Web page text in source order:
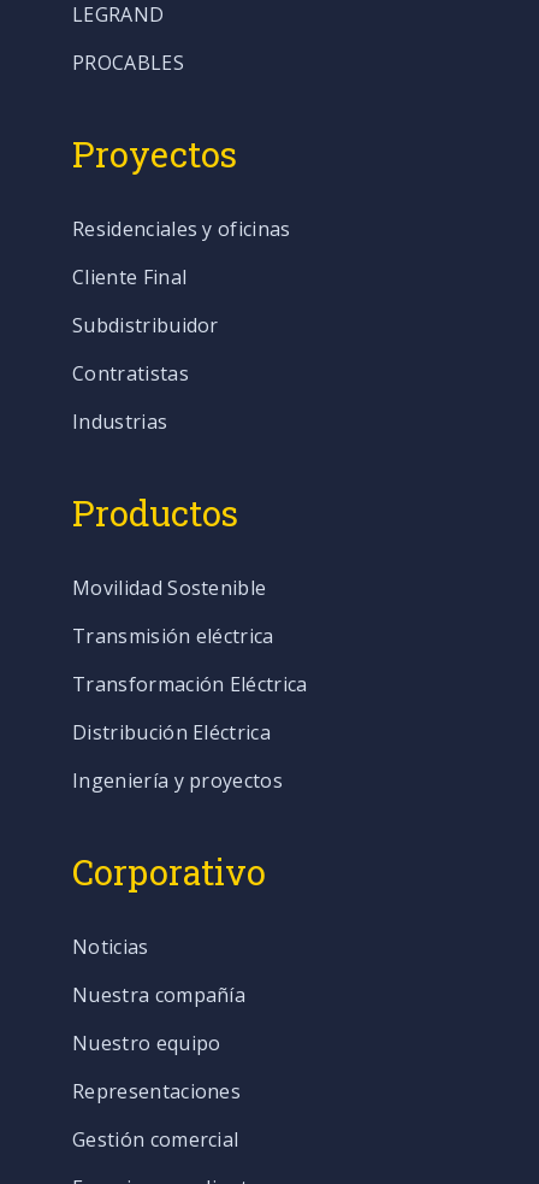
LEGRAND
PROCABLES
Proyectos
Residenciales y oficinas
Cliente Final
Subdistribuidor
Contratistas
Industrias
Productos
Movilidad Sostenible
Transmisión eléctrica
Transformación Eléctrica
Distribución Eléctrica
Ingeniería y proyectos
Corporativo
Noticias
Nuestra compañía
Nuestro equipo
Representaciones
Gestión comercial